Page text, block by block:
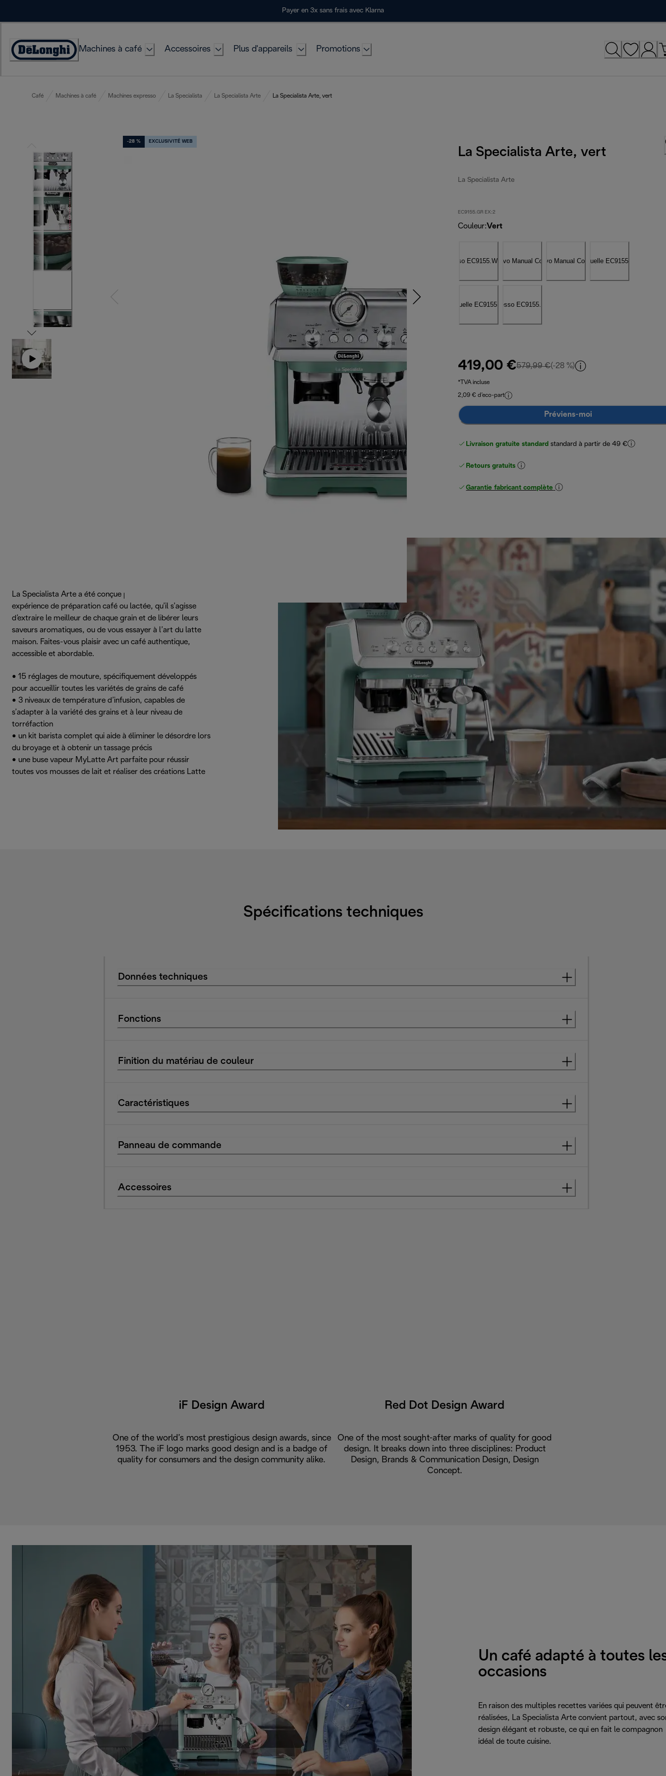
Payer en 3x sans frais avec Klarna
Déclaration
Machines à café Accessoires Plus d'appareils Promotions
Café Machines à café Machines expresso La Specialista La Specialista Arte La Specialista Arte, vert
-28 % EXCLUSIVITÉ WEB
La Specialista Arte, vert
La Specialista Arte
EC9155.GR EX:2
Couleur:Vert
419,00 €579,99 €prix original 579,99 €
(-28 %)
*TVA incluse
2,09 € d’eco-part
Préviens-moi
Livraison gratuite standard standard à partir de 49 €
Retours gratuits
Garantie fabricant complète
La Specialista Arte a été conçue pour améliorer chaque
expérience de préparation café ou lactée, qu’il s’agisse
d’extraire le meilleur de chaque grain et de libérer leurs
saveurs aromatiques, ou de vous essayer à l’art du latte
maison. Faites-vous plaisir avec un café authentique,
accessible et abordable.
• 15 réglages de mouture, spécifiquement développés
pour accueillir toutes les variétés de grains de café
• 3 niveaux de température d’infusion, capables de
s’adapter à la variété des grains et à leur niveau de
torréfaction
• un kit barista complet qui aide à éliminer le désordre lors
du broyage et à obtenir un tassage précis
• une buse vapeur MyLatte Art parfaite pour réussir
toutes vos mousses de lait et réaliser des créations Latte
Spécifications techniques
Données techniques
Fonctions
Finition du matériau de couleur
Caractéristiques
Panneau de commande
Accessoires
iF Design Award
One of the world’s most prestigious design awards, since
1953. The iF logo marks good design and is a badge of
quality for consumers and the design community alike.
Red Dot Design Award
One of the most sought-after marks of quality for good
design. It breaks down into three disciplines: Product
Design, Brands & Communication Design, Design
Concept.
Un café adapté à toutes
occasions
En raison des multiples recettes variées qui peuvent
réalisées, La Specialista Arte convient partout, avec
design élégant et robuste, ce qui en fait le compagnon
idéal de toute cuisine.